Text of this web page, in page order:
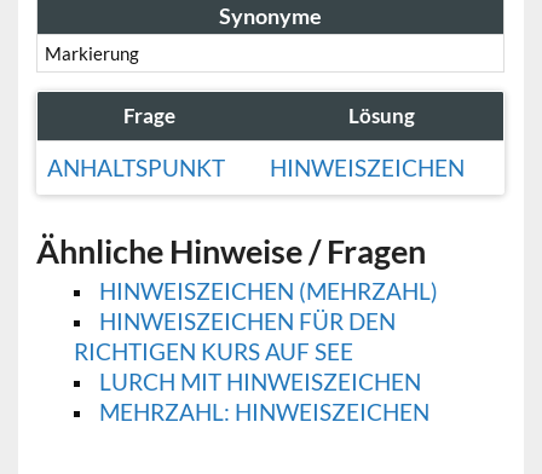
Synonyme
Markierung
Frage Lösung
ANHALTSPUNKT HINWEISZEICHEN
Ähnliche Hinweise / Fragen
HINWEISZEICHEN (MEHRZAHL)
HINWEISZEICHEN FÜR DEN
RICHTIGEN KURS AUF SEE
LURCH MIT HINWEISZEICHEN
MEHRZAHL: HINWEISZEICHEN